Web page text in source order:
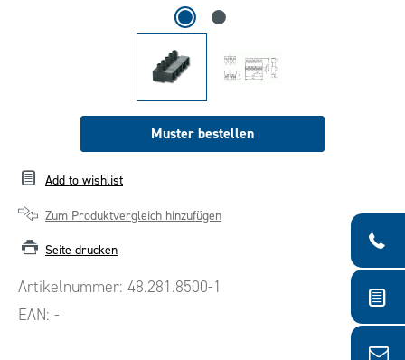
Muster bestellen
Add to wishlist
Zum Produktvergleich hinzufügen
Seite drucken
Artikelnummer: 48.281.8500-1
EAN: -